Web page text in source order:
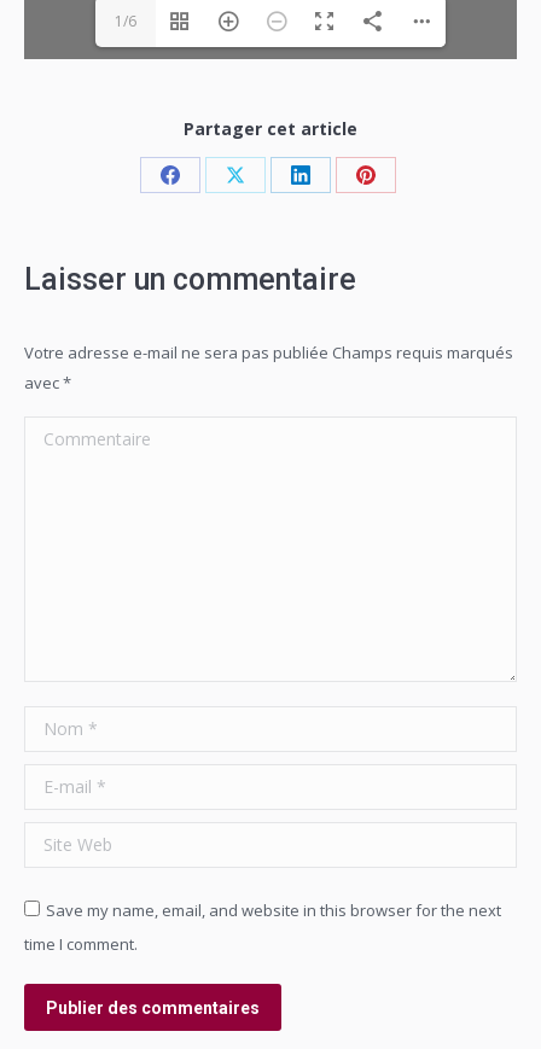
1/6
Partager cet article
Share Share Share
LinkedIn
Share
Laisser un commentaire
Votre adresse e-mail ne sera pas publiée Champs requis marqués
avec*
Commentaire
Nom *
E-mail *
Site Web
Save my name, email, and website in this browser for the next
time I comment.
Publier des commentaires